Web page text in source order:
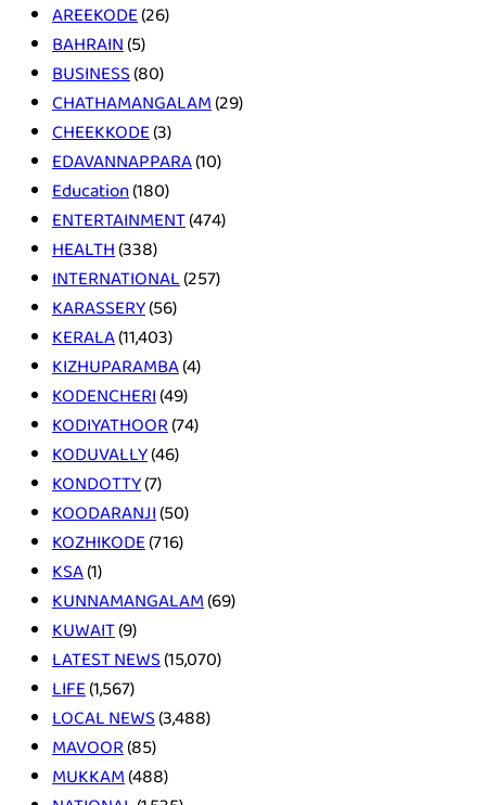
AREEKODE(26)
BAHRAIN(5)
BUSINESS(80)
CHATHAMANGALAM(29)
CHEEKKODE(3)
EDAVANNAPPARA(10)
Education(180)
ENTERTAINMENT(474)
HEALTH(338)
INTERNATIONAL(257)
KARASSERY(56)
KERALA(11,403)
KIZHUPARAMBA(4)
KODENCHERI(49)
KODIYATHOOR(74)
KODUVALLY(46)
KONDOTTY(7)
KOODARANJI(50)
KOZHIKODE(716)
KSA(1)
KUNNAMANGALAM(69)
KUWAIT(9)
LATEST NEWS(15,070)
LIFE(1,567)
LOCAL NEWS(3,488)
MAVOOR(85)
MUKKAM(488)